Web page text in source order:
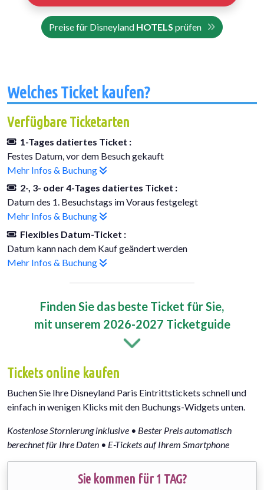
Preise für Disneyland HOTELS prüfen
Welches Ticket kaufen?
Verfügbare Ticketarten
1-Tages datiertes Ticket :
Festes Datum, vor dem Besuch gekauft
Mehr Infos & Buchung
2-, 3- oder 4-Tages datiertes Ticket :
Datum des 1. Besuchstags im Voraus festgelegt
Mehr Infos & Buchung
Flexibles Datum-Ticket :
Datum kann nach dem Kauf geändert werden
Mehr Infos & Buchung
Finden Sie das beste Ticket für Sie,
mit unserem 2026-2027 Ticketguide
Tickets online kaufen
Buchen Sie Ihre Disneyland Paris Eintrittstickets schnell und
einfach in wenigen Klicks mit den Buchungs-Widgets unten.
Kostenlose Stornierung inklusive • Bester Preis automatisch
berechnet für Ihre Daten • E-Tickets auf Ihrem Smartphone
Sie kommen für 1 TAG?